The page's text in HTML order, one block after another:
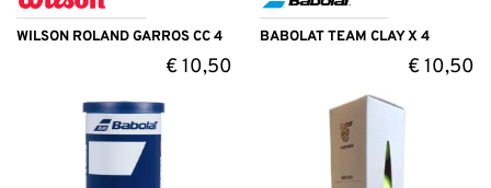
WILSON ROLAND GARROS CC 4
€10,50
BABOLAT TEAM CLAY X 4
€10,50